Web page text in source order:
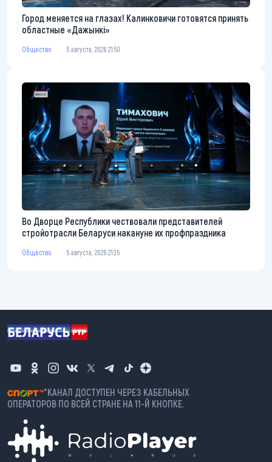
Город меняется на глазах! Калинковичи готовятся принять
областные «Дажынкі»
Общество 5 августа, 2026 21:50
Во Дворце Республики чествовали представителей
стройотрасли Беларуси накануне их профпраздника
Общество 5 августа, 2026 21:35
*КАНАЛ ДОСТУПЕН ЧЕРЕЗ КАБЕЛЬНЫХ
ОПЕРАТОРОВ ПО ВСЕЙ СТРАНЕ НА 11-Й КНОПКЕ.